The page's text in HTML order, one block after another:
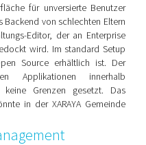
für unversierte Benutzer
von schlechten Eltern
Editor, der an Enterprise
wird. Im standard Setup
Source erhältlich ist. Der
Applikationen innerhalb
keine Grenzen gesetzt. Das
in der XARAYA Gemeinde